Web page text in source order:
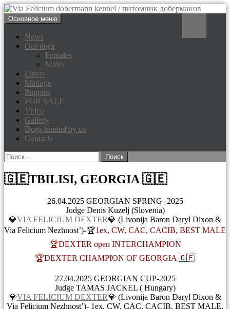
Via Felicium dobermann
kennel / питомник доберманов
Основное меню
к
News
Our dogs
Females
Males
Litters
Matings
Puppies
FOR SALE
Video
Gallery
Dogs trained by us
Contacts
Найти:
🇬🇪TBILISI, GEORGIA 🇬🇪
26.04.2025 GEORGIAN SPRING- 2025
Judge Denis Kuzelj (Slovenia)
💎VIA FELICIUM DEXTER💎 (Livonija Baron Daryl Dixon &
Via Felicium Nezhnost’)-🏆1ex, CW, CAC, CACIB, BEST MALE
🏆DEXTER open INTERCHAMPION
🏆DEXTER CHAMPION OF GEORGIA 🇬🇪
27.04.2025 GEORGIAN CUP-2025
Judge TAMAS JACKEL ( Hungary)
💎VIA FELICIUM DEXTER💎 (Livonija Baron Daryl Dixon &
Via Felicium Nezhnost’)- 1ex, CW, CAC, CACIB, BEST MALE,